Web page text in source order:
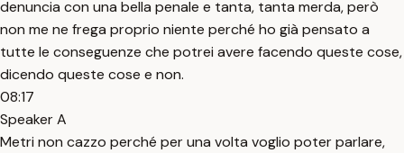
denuncia con una bella penale e tanta, tanta merda, però
non me ne frega proprio niente perché ho già pensato a
tutte le conseguenze che potrei avere facendo queste cose,
dicendo queste cose e non.
08:17
Speaker A
Metri non cazzo perché per una volta voglio poter parlare,